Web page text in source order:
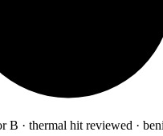
B · thermal hit reviewed ·